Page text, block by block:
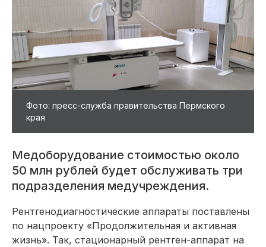
Фото: пресс-служба правительства Пермского
края
Медоборудование стоимостью около
50 млн рублей будет обслуживать три
подразделения медучреждения.
Рентгенодиагностические аппараты поставлены
по нацпроекту «Продолжительная и активная
жизнь». Так, стационарный рентген-аппарат на